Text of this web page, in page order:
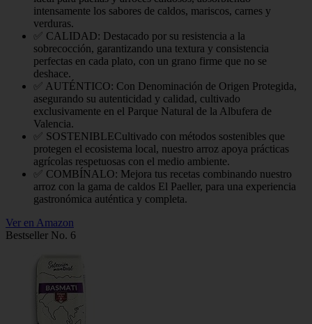
intensamente los sabores de caldos, mariscos, carnes y
verduras.
✅ CALIDAD: Destacado por su resistencia a la
sobrecocción, garantizando una textura y consistencia
perfectas en cada plato, con un grano firme que no se
deshace.
✅ AUTÉNTICO: Con Denominación de Origen Protegida,
asegurando su autenticidad y calidad, cultivado
exclusivamente en el Parque Natural de la Albufera de
Valencia.
✅ SOSTENIBLECultivado con métodos sostenibles que
protegen el ecosistema local, nuestro arroz apoya prácticas
agrícolas respetuosas con el medio ambiente.
✅ COMBÍNALO: Mejora tus recetas combinando nuestro
arroz con la gama de caldos El Paeller, para una experiencia
gastronómica auténtica y completa.
Ver en Amazon
Bestseller No. 6